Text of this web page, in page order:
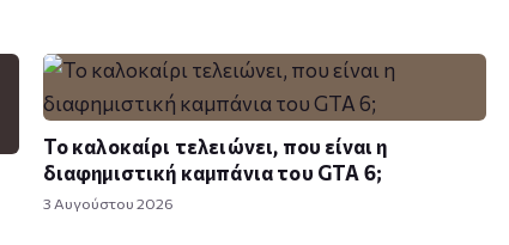
Το καλοκαίρι τελειώνει, που είναι η
διαφημιστική καμπάνια του GTA 6;
3 Αυγούστου 2026